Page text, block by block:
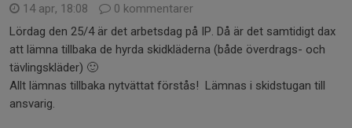
14 apr, 18:08
0 kommentarer
Lördag den 25/4 är det arbetsdag på IP. Då är det samtidigt dax
att lämna tillbaka de hyrda skidkläderna (både överdrags- och
tävlingskläder) 🙂
Allt lämnas tillbaka nytvättat förstås! Lämnas i skidstugan till
ansvarig.